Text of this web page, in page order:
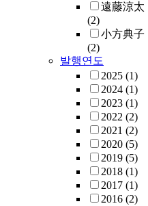
遠藤涼太
(2)
小方典子
(2)
발행연도
2025 (1)
2024 (1)
2023 (1)
2022 (2)
2021 (2)
2020 (5)
2019 (5)
2018 (1)
2017 (1)
2016 (2)